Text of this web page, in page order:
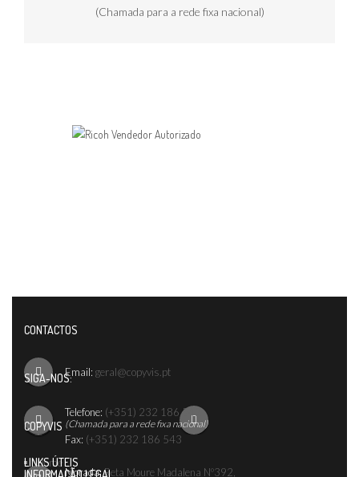
(Chamada para a rede fixa nacional)
CONTACTOS
Email: geral@copyvis.pt
Telefone: (+351) 232 186 542
(Chamada para a rede fixa nacional)
Fax: (+351) 232 186 543
Morada:Reta Moure Madalena Nº392,
SIGA-NOS:
COPYVIS
Home
LINKS ÚTEIS